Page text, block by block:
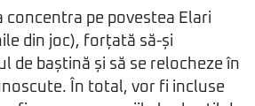
concentra pe povestea Elari
din joc), forțată să-și
de baștină și să se relocheze în
În total, vor fi incluse